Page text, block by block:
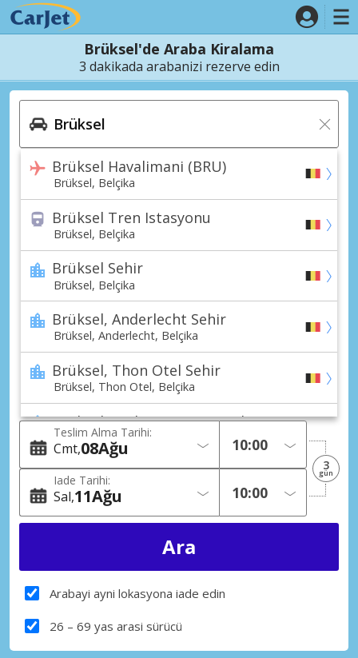
Brüksel'de Araba Kiralama
3 dakikada arabanizi rezerve edin
Brüksel Havalimani (BRU)
Brüksel, Belçika
Brüksel Tren Istasyonu
Brüksel, Belçika
Brüksel Sehir
Brüksel, Belçika
Brüksel, Anderlecht Sehir
Brüksel, Anderlecht, Belçika
Brüksel, Thon Otel Sehir
Brüksel, Thon Otel, Belçika
Brüksel, Woluwe-Saint-Lambert Sehir
Brüksel, Woluwe-Saint-Lambert, Belçika
Teslim Alma Tarihi:
Cmt 08Ağu
Iade Tarihi:
Sal 11Ağu
3
gün
Arabayi ayni lokasyona iade edin
26 – 69 yas arasi sürücü